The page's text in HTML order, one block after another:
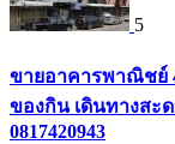
5
ขายอาคารพาณิชย์
ของกิน เดินทางสะ
0817420943